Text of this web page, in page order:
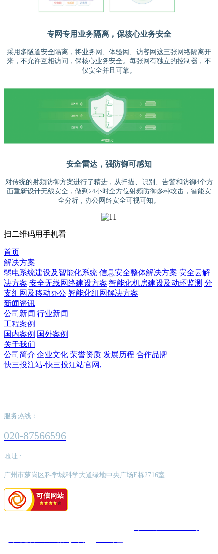
专网专用业务隔离，保核心业务安全
采用多隧道安全隔离，将业务网、体验网、访客网这三张网络隔离开
来，不允许互相访问，保核心业务安全。每张网有独立的控制器，不
仅安全并且可靠。
安全雷达，强防御可感知
对传统的射频防御方案进行了精进，从扫描、识别、告警和防御4个方
面重新设计无线安全，做到24小时全方位射频防御多种攻击，智能安
全分析，办公网络安全可视可知。
扫二维码用手机看
首页
解决方案
弱电系统建设及智能化系统 信息安全整体解决方案 安全云解
决方案 安全无线网络建设方案 智能化机房建设及动环监测 分
支组网及移动办公 智能化组网解决方案
新闻资讯
公司新闻 行业新闻
工程案例
国内案例 国外案例
关于我们
公司简介 企业文化 荣誉资质 发展历程 合作品牌
快三投注站-快三投注站官网,
服务热线：
020-87566596
地址：
广州市萝岗区科学城科学大道绿地中央广场E栋2716室